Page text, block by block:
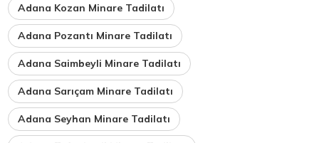
Adana Kozan Minare Tadilatı
Adana Pozantı Minare Tadilatı
Adana Saimbeyli Minare Tadilatı
Adana Sarıçam Minare Tadilatı
Adana Seyhan Minare Tadilatı